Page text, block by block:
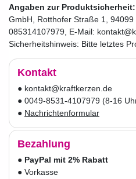
Angaben zur Produktsicherheit:
GmbH
Rotthofer Straße 1 94099
085314107979 , E-Mail:
Sicherheitshinweis: Bitte letztes
Kontakt
● kontakt@kraftkerzen.de
● 0049-8531-4107979 (8-16
● Nachrichtenformular
Bezahlung
● PayPal mit 2% Rabatt
● Vorkasse